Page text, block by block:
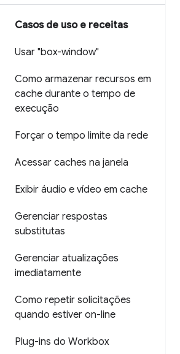
Casos de uso e receitas
Usar "box-window"
Como armazenar recursos em
cache durante o tempo de
execução
Forçar o tempo limite da rede
Acessar caches na janela
Exibir áudio e vídeo em cache
Gerenciar respostas
substitutas
Gerenciar atualizações
imediatamente
Como repetir solicitações
quando estiver on-line
Plug-ins do Workbox